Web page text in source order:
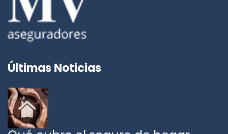
Últimas Noticias